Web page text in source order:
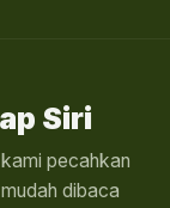
Siri
pecahkan
dibaca